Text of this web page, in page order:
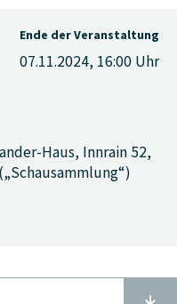
Ende der Veranstaltung
07.11.2024, 16:00 Uhr
Haus, Innrain 52,